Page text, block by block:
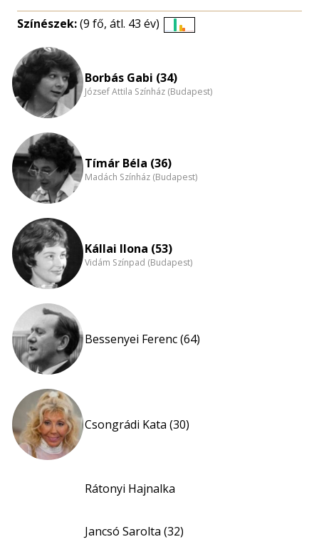
Színészek:(9 fő, átl. 43 év)
Borbás Gabi (34)
József Attila Színház (Budapest)
Tímár Béla (36)
Madách Színház (Budapest)
Kállai Ilona (53)
Vidám Színpad (Budapest)
Bessenyei Ferenc (64)
Csongrádi Kata (30)
Rátonyi Hajnalka
Jancsó Sarolta (32)